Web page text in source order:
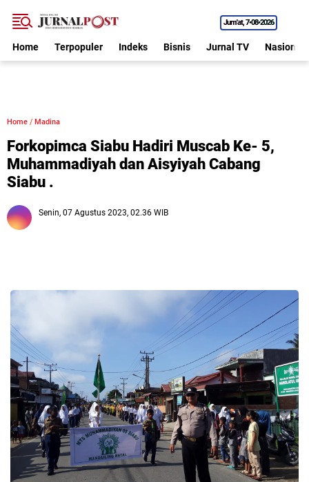
Jum'at 7•08•2026
Home Terpopuler Indeks Bisnis Jurnal TV Nasional
Home / Madina
Forkopimca Siabu Hadiri Muscab Ke- 5,
Muhammadiyah dan Aisyiyah Cabang
Siabu .
Senin, 07 Agustus 2023, 02.36 WIB